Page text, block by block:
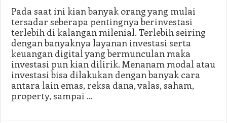
Pada saat ini kian banyak orang yang mulai
tersadar seberapa pentingnya berinvestasi
terlebih di kalangan milenial. Terlebih seiring
dengan banyaknya layanan investasi serta
keuangan digital yang bermunculan maka
investasi pun kian dilirik. Menanam modal atau
investasi bisa dilakukan dengan banyak cara
antara lain emas, reksa dana, valas, saham,
property, sampai …